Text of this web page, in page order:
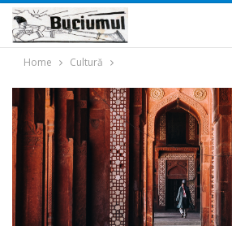
Home Cultură